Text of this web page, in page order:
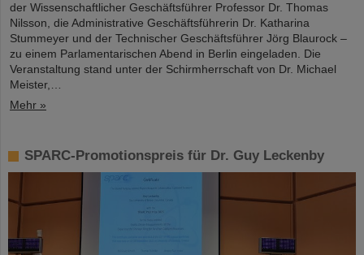
der Wissenschaftlicher Geschäftsführer Professor Dr. Thomas
Nilsson, die Administrative Geschäftsführerin Dr. Katharina
Stummeyer und der Technischer Geschäftsführer Jörg Blaurock –
zu einem Parlamentarischen Abend in Berlin eingeladen. Die
Veranstaltung stand unter der Schirmherrschaft von Dr. Michael
Meister,…
Mehr »
SPARC-Promotionspreis für Dr. Guy Leckenby